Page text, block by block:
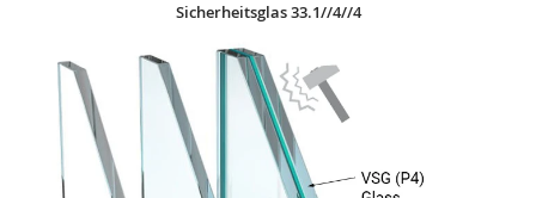
Sicherheitsglas 33.1//4//4